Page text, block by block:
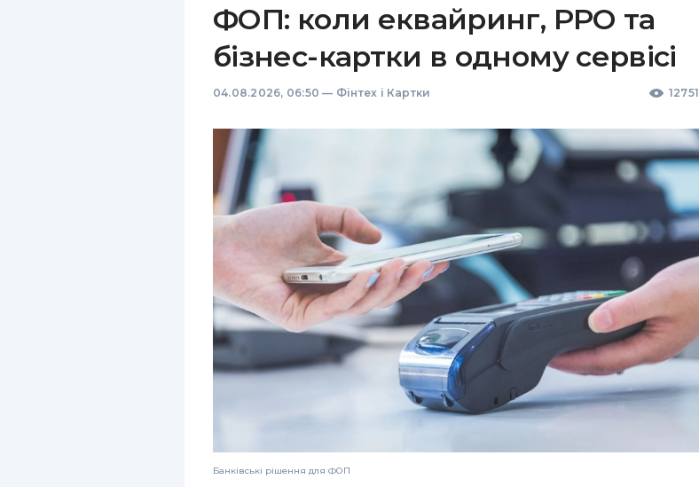
ФОП: коли еквайринг, РРО та
бізнес-картки в одному сервісі
04.08.2026, 06:50 — Фінтех і Картки 12751
Банківські рішення для ФОП